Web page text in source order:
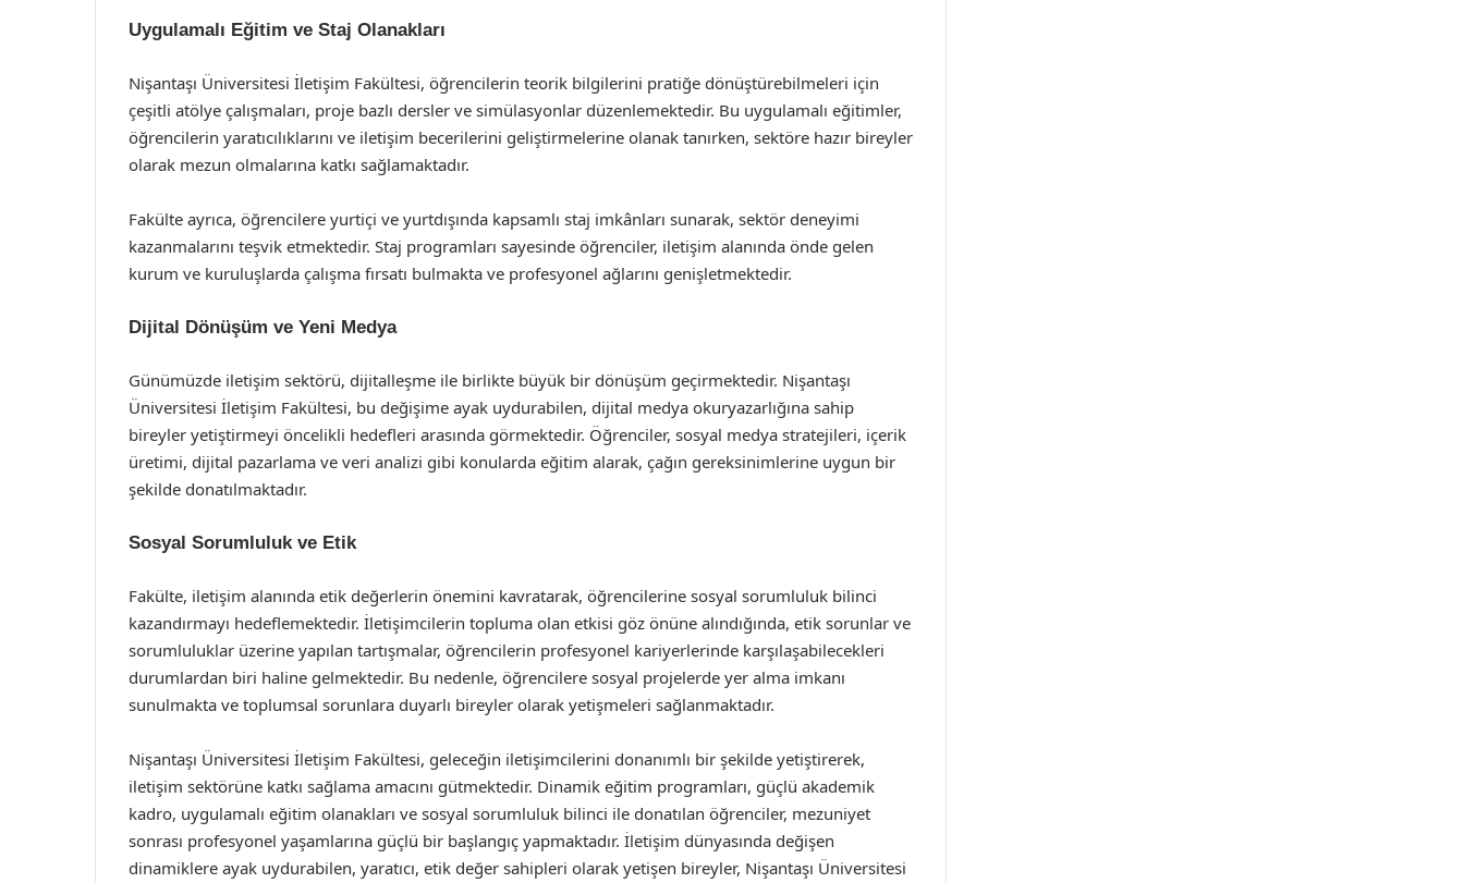
Uygulamalı Eğitim ve Staj Olanakları
Nişantaşı Üniversitesi İletişim Fakültesi, öğrencilerin teorik bilgilerini pratiğe dönüştürebilmeleri için
çeşitli atölye çalışmaları, proje bazlı dersler ve simülasyonlar düzenlemektedir. Bu uygulamalı eğitimler,
öğrencilerin yaratıcılıklarını ve iletişim becerilerini geliştirmelerine olanak tanırken, sektöre hazır bireyler
olarak mezun olmalarına katkı sağlamaktadır.
Fakülte ayrıca, öğrencilere yurtiçi ve yurtdışında kapsamlı staj imkânları sunarak, sektör deneyimi
kazanmalarını teşvik etmektedir. Staj programları sayesinde öğrenciler, iletişim alanında önde gelen
kurum ve kuruluşlarda çalışma fırsatı bulmakta ve profesyonel ağlarını genişletmektedir.
Dijital Dönüşüm ve Yeni Medya
Günümüzde iletişim sektörü, dijitalleşme ile birlikte büyük bir dönüşüm geçirmektedir. Nişantaşı
Üniversitesi İletişim Fakültesi, bu değişime ayak uydurabilen, dijital medya okuryazarlığına sahip
bireyler yetiştirmeyi öncelikli hedefleri arasında görmektedir. Öğrenciler, sosyal medya stratejileri, içerik
üretimi, dijital pazarlama ve veri analizi gibi konularda eğitim alarak, çağın gereksinimlerine uygun bir
şekilde donatılmaktadır.
Sosyal Sorumluluk ve Etik
Fakülte, iletişim alanında etik değerlerin önemini kavratarak, öğrencilerine sosyal sorumluluk bilinci
kazandırmayı hedeflemektedir. İletişimcilerin topluma olan etkisi göz önüne alındığında, etik sorunlar ve
sorumluluklar üzerine yapılan tartışmalar, öğrencilerin profesyonel kariyerlerinde karşılaşabilecekleri
durumlardan biri haline gelmektedir. Bu nedenle, öğrencilere sosyal projelerde yer alma imkanı
sunulmakta ve toplumsal sorunlara duyarlı bireyler olarak yetişmeleri sağlanmaktadır.
Nişantaşı Üniversitesi İletişim Fakültesi, geleceğin iletişimcilerini donanımlı bir şekilde yetiştirerek,
iletişim sektörüne katkı sağlama amacını gütmektedir. Dinamik eğitim programları, güçlü akademik
kadro, uygulamalı eğitim olanakları ve sosyal sorumluluk bilinci ile donatılan öğrenciler, mezuniyet
sonrası profesyonel yaşamlarına güçlü bir başlangıç yapmaktadır. İletişim dünyasında değişen
dinamiklere ayak uydurabilen, yaratıcı, etik değer sahipleri olarak yetişen bireyler, Nişantaşı Üniversitesi